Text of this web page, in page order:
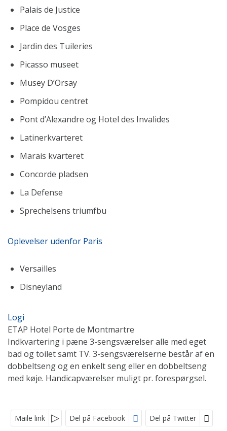
Palais de Justice
Place de Vosges
Jardin des Tuileries
Picasso museet
Musey D’Orsay
Pompidou centret
Pont d’Alexandre og Hotel des Invalides
Latinerkvarteret
Marais kvarteret
Concorde pladsen
La Defense
Sprechelsens triumfbu
Oplevelser udenfor Paris
Versailles
Disneyland
Logi
ETAP Hotel Porte de Montmartre
Indkvartering i pæne 3-sengsværelser alle med eget
bad og toilet samt TV. 3-sengsværelserne består af en
dobbeltseng og en enkelt seng eller en dobbeltseng
med køje. Handicapværelser muligt pr. forespørgsel.
KONTAKT OS
Maile link Del på Facebook Del på Twitter